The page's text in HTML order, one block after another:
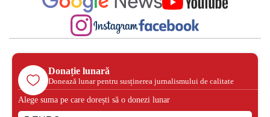
Donație lunară
Donează lunar pentru susținerea jurnalismului de calitate
Alege suma pe care dorești să o donezi lunar